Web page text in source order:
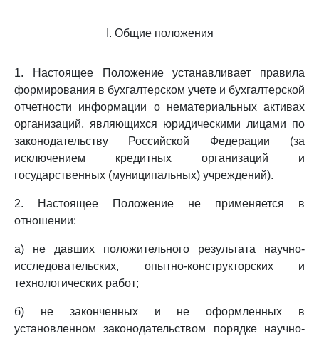
I. Общие положения
1. Настоящее Положение устанавливает правила
формирования в бухгалтерском учете и бухгалтерской
отчетности информации о нематериальных активах
организаций, являющихся юридическими лицами по
законодательству Российской Федерации (за
исключением кредитных организаций и
государственных (муниципальных) учреждений).
2. Настоящее Положение не применяется в
отношении:
а) не давших положительного результата научно-
исследовательских, опытно-конструкторских и
технологических работ;
б) не законченных и не оформленных в
установленном законодательством порядке научно-